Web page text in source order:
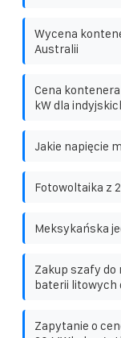
Wycena
Australii
Cena
kW dla
Jakie napięcie
Fotowoltaika z
Meksykańska
Zakup szafy do
baterii litowych
Zapytanie o